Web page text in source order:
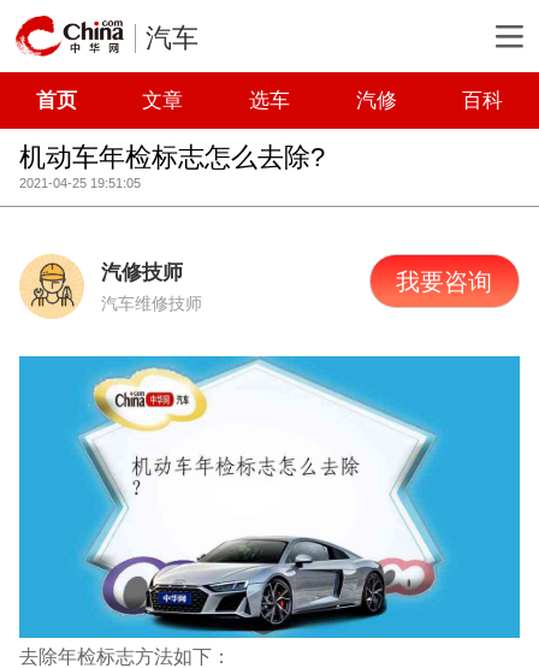
汽车
首页 文章 选车 汽修 百科
机动车年检标志怎么去除?
2021-04-25 19:51:05
汽修技师
汽车维修技师
我要咨询
去除年检标志方法如下：